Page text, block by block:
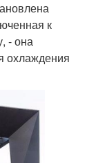
к
- она
охлаждения